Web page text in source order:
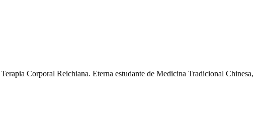
Corporal Reichiana. Eterna estudante de Medicina Tradicional Chinesa,